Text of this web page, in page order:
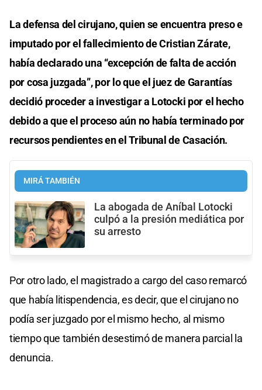
La defensa del cirujano, quien se encuentra preso e
imputado por el fallecimiento de Cristian Zárate,
había declarado una “excepción de falta de acción
por cosa juzgada”, por lo que el juez de Garantías
decidió proceder a investigar a Lotocki por el hecho
debido a que el proceso aún no había terminado por
recursos pendientes en el Tribunal de Casación.
MIRÁ TAMBIÉN
La abogada de Aníbal Lotocki
culpó a la presión mediática por
su arresto
Por otro lado, el magistrado a cargo del caso remarcó
que había litispendencia, es decir, que el cirujano no
podía ser juzgado por el mismo hecho, al mismo
tiempo que también desestimó de manera parcial la
denuncia.